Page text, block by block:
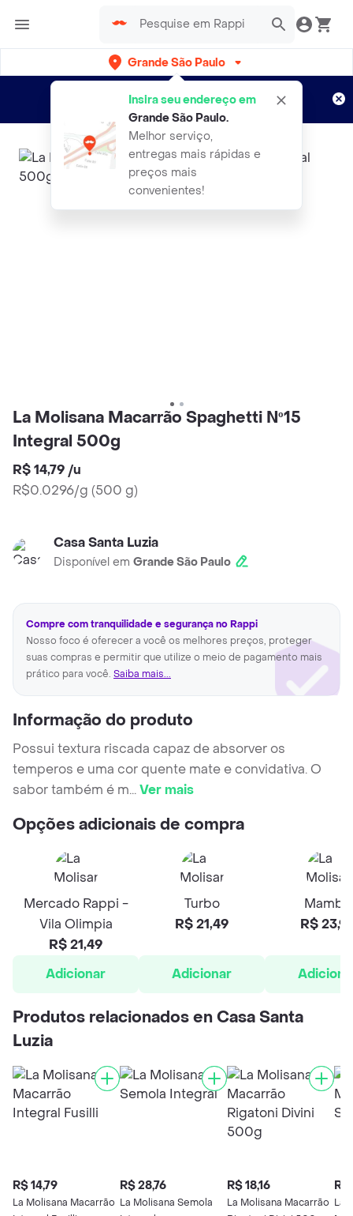
Grande São Paulo
Insira seu endereço em
Grande São Paulo.
Melhor serviço,
entregas mais rápidas e
preços mais
convenientes!
Entregas grátis por 15 dias!
Aplicam T&C
La Molisana Macarrão Spaghetti Nº15
Integral 500g
R$ 14,79 /u
R$0.0296/g (500 g)
Casa Santa Luzia
Disponível em Grande São Paulo
Compre com tranquilidade e segurança no Rappi
Nosso foco é oferecer a você os melhores preços, proteger
suas compras e permitir que utilize o meio de pagamento mais
prático para você. Saiba mais...
Informação do produto
Possui textura riscada capaz de absorver os
temperos e uma cor quente mate e convidativa. O
sabor também é m...Ver mais
Opções adicionais de compra
Mercado Rappi -
Vila Olimpia
R$ 21,49
Adicionar
Turbo
R$ 21,49
Adicionar
Mambo
R$
Produtos relacionados en Casa Santa
Luzia
R$ 14,79
La Molisana Macarrão
R$ 28,76
La Molisana Semola
R$ 18,16
La Molisana Macarrão
R$
La